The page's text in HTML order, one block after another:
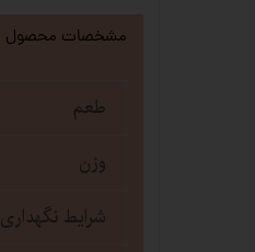
مشخصات محصول
طعم
وزن
شرایط نگهداری